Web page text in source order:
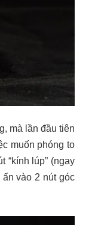
mà lần đầu tiên
muốn phóng to
“kính lúp” (ngay
vào 2 nút góc